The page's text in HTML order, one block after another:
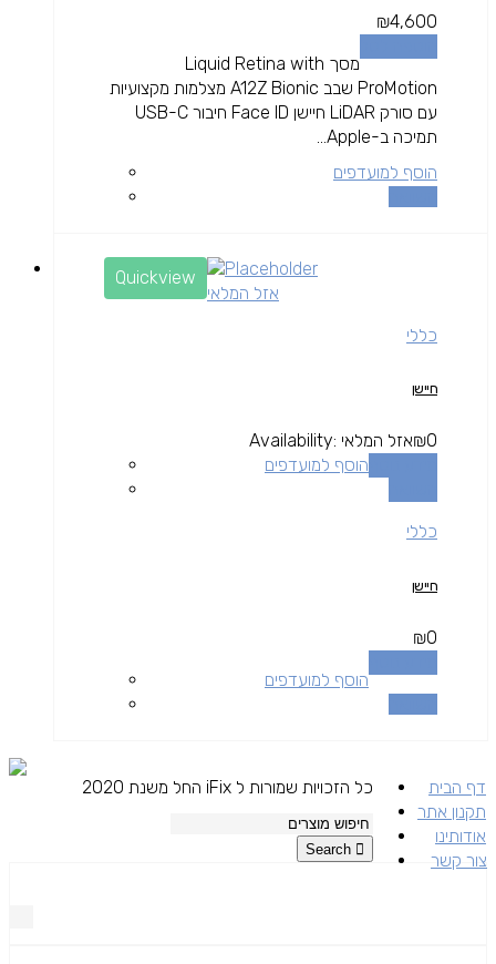
₪4,600
מסך Liquid Retina with
ProMotion שבב A12Z Bionic מצלמות מקצועיות
עם סורק LiDAR חיישן Face ID חיבור USB-C
תמיכה ב-Apple...
הוסף למועדפים
Quickview
אזל המלאי
כללי
חיישן
₪0
Availability: אזל המלאי
הוסף למועדפים
כללי
חיישן
₪0
הוסף למועדפים
דף הבית
תקנון אתר
אודותינו
צור קשר
כל הזכויות שמורות ל iFix החל משנת 2020
Search